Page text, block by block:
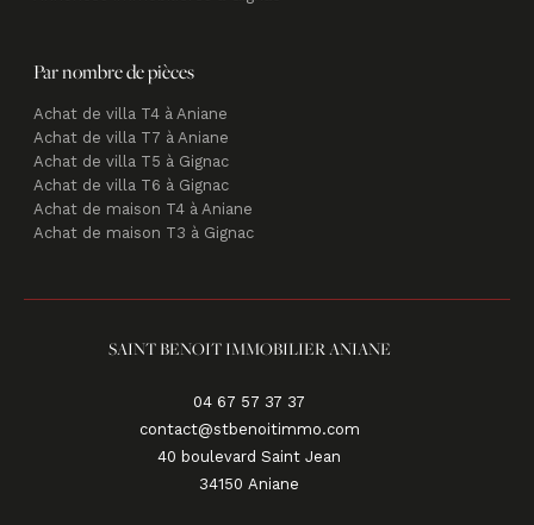
Par nombre de pièces
Achat de villa T4 à Aniane
Achat de villa T7 à Aniane
Achat de villa T5 à Gignac
Achat de villa T6 à Gignac
Achat de maison T4 à Aniane
Achat de maison T3 à Gignac
SAINT BENOIT IMMOBILIER ANIANE
04 67 57 37 37
contact@stbenoitimmo.com
40 boulevard Saint Jean
34150
aniane